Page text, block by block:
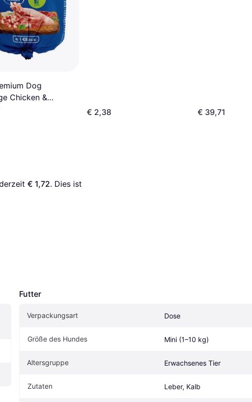
Dog
Chicken &
800g
€ 2,38 € 39,71
€ 1,72. Dies ist
Futter
Verpackungsart Dose
Größe des Hundes Mini (1–10 kg)
Altersgruppe Erwachsenes Tier
Zutaten Leber, Kalb